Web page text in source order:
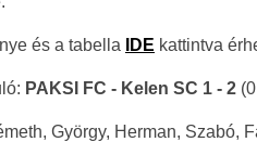
és a tabella IDE kattintva
PAKSI FC - Kelen SC 1 - 2
György, Herman, Szabó,